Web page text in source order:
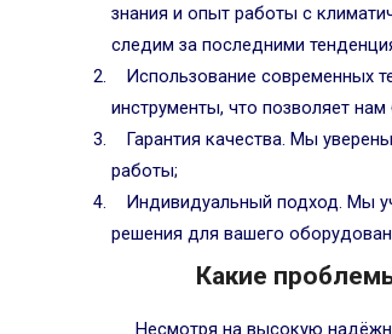
знания и опыт работы с
следим за последними
Использование современных
инструменты, что позволяет
Гарантия качества. Мы
работы;
Индивидуальный подход. Мы
решения для вашего
Какие
Несмотря на высокую